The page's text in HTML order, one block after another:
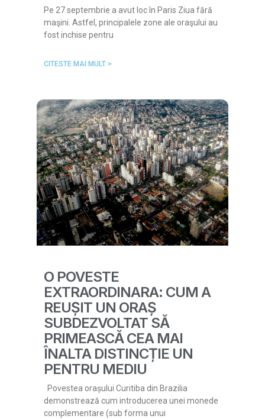
Pe 27 septembrie a avut loc în Paris Ziua fără
maşini. Astfel, principalele zone ale oraşului au
fost inchise pentru
CITESTE MAI MULT >
O POVESTE
EXTRAORDINARA: CUM A
REUȘIT UN ORAȘ
SUBDEZVOLTAT SĂ
PRIMEASCĂ CEA MAI
ÎNALTA DISTINCȚIE UN
PENTRU MEDIU
Povestea orașului Curitiba din Brazilia
demonstrează cum introducerea unei monede
complementare (sub forma unui